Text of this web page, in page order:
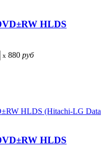
HLDS
x 880 руб
HLDS